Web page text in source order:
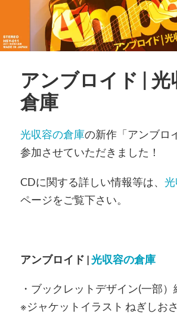
アンブロイド | 光
倉庫
光収容の倉庫の新作「アンブロ
参加させていただきました！
CDに関する詳しい情報等は、
ページをご覧下さい。
アンブロイド |光収容の倉庫
・ブックレットデザイン(一部）
※ジャケットイラスト ねぎしお